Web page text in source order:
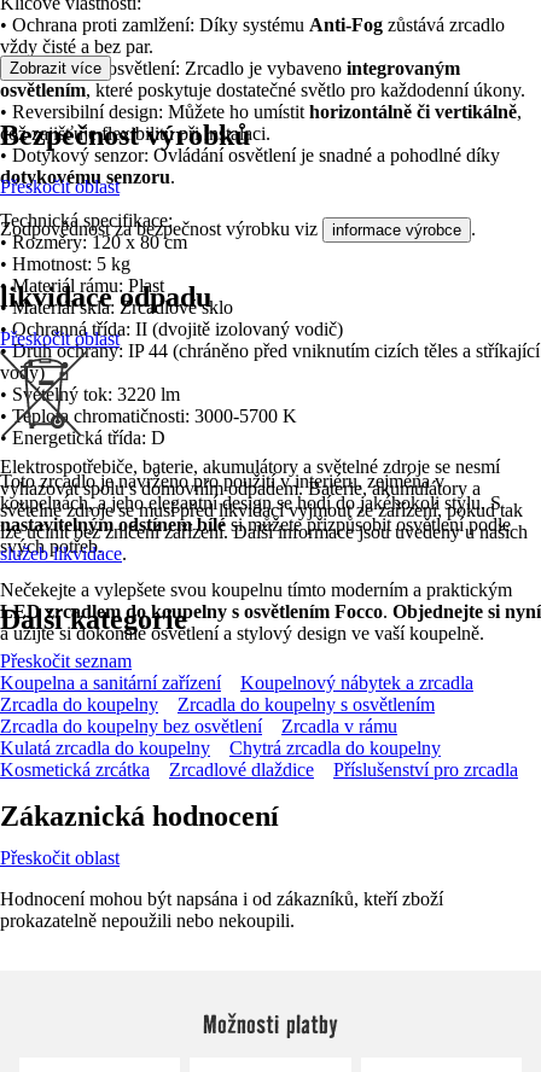
• Ochrana proti zamlžení: Díky systému Anti-Fog zůstává zrcadlo
vždy čisté a bez par.
• Integrované osvětlení: Zrcadlo je vybaveno integrovaným
osvětlením, které poskytuje dostatečné světlo pro každodenní úkony.
• Reversibilní design: Můžete ho umístit horizontálně či vertikálně,
což zajišťuje flexibilitu při instalaci.
• Dotykový senzor: Ovládání osvětlení je snadné a pohodlné díky
dotykovému senzoru.
Technická specifikace:
• Rozměry: 120 x 80 cm
• Hmotnost: 5 kg
• Materiál rámu: Plast
• Materiál skla: Zrcadlové sklo
• Ochranná třída: II (dvojitě izolovaný vodič)
• Druh ochrany: IP 44 (chráněno před vniknutím cizích těles a stříkající
vody)
• Světelný tok: 3220 lm
• Teplota chromatičnosti: 3000-5700 K
• Energetická třída: D
Toto zrcadlo je navrženo pro použití v interiéru, zejména v
koupelnách, a jeho elegantní design se hodí do jakéhokoli stylu. S
nastavitelným odstínem bílé si můžete přizpůsobit osvětlení podle
svých potřeb.
Nečekejte a vylepšete svou koupelnu tímto moderním a praktickým
LED zrcadlem do koupelny s osvětlením Focco. Objednejte si nyní
a užijte si dokonalé osvětlení a stylový design ve vaší koupelně.
Zobrazit více
Bezpečnost výrobků
Přeskočit oblast
Zodpovědnost za bezpečnost výrobku viz informace výrobce .
likvidace odpadu
Přeskočit oblast
Elektrospotřebiče, baterie, akumulátory a světelné zdroje se nesmí
vyhazovat spolu s domovním odpadem. Baterie, akumulátory a
světelné zdroje se musí před likvidací vyjmout ze zařízení, pokud tak
lze učinit bez zničení zařízení. Další informace jsou uvedeny u našich
služeb likvidace.
Další kategorie
Přeskočit seznam
Koupelna a sanitární zařízení
Koupelnový nábytek a zrcadla
Zrcadla do koupelny
Zrcadla do koupelny s osvětlením
Zrcadla do koupelny bez osvětlení
Zrcadla v rámu
Kulatá zrcadla do koupelny
Chytrá zrcadla do koupelny
Kosmetická zrcátka
Zrcadlové dlaždice Příslušenství pro zrcadla
Zákaznická hodnocení
Přeskočit oblast
Hodnocení mohou být napsána i od zákazníků, kteří zboží
prokazatelně nepoužili nebo nekoupili.
Možnosti platby